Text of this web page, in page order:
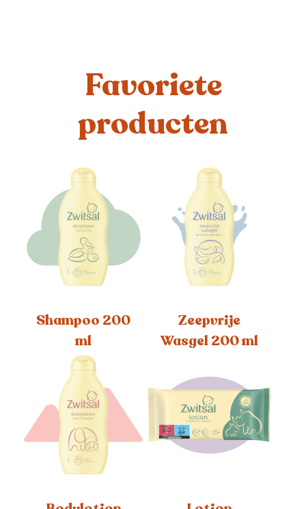
Favoriete
producten
Shampoo 200
ml
Zeepvrije
Wasgel 200 ml